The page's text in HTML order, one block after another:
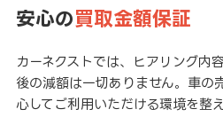
安心の買取金額保証
カーネクストでは、ヒアリング内
後の減額は一切ありません。車の
心してご利用いただける環境を整え